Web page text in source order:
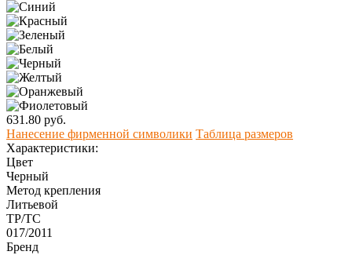
631.80 руб.
Нанесение фирменной символики Таблица размеров
Характеристики:
Цвет
Черный
Метод крепления
Литьевой
ТР/ТС
017/2011
Бренд